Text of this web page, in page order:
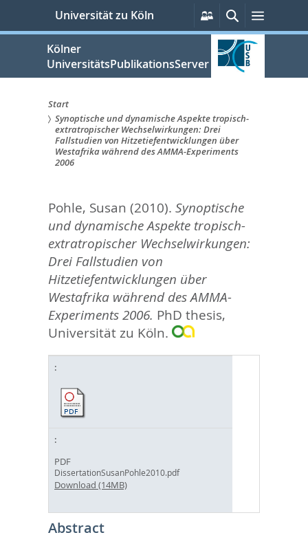
springen
Universität zu Köln
Persönliche
Services
SucheMenü
Kölner
UniversitätsPublikationsServer
Sie
sind
Start
Synoptische und dynamische Aspekte tropisch-
extratropischer Wechselwirkungen: Drei
Fallstudien von Hitzetiefentwicklungen über
Westafrika während des AMMA-Experiments
2006
Pohle, Susan (2010). Synoptische
und dynamische Aspekte tropisch-
extratropischer Wechselwirkungen:
Drei Fallstudien von
Hitzetiefentwicklungen über
Westafrika während des AMMA-
Experiments 2006. PhD thesis,
Universität zu Köln.
PDF
DissertationSusanPohle2010.pdf
Download (14MB)
Abstract